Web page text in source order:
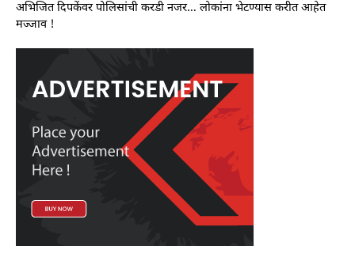
अभिजित दिपकेंवर पोलिसांची करडी नजर… लोकांना भेटण्यास करीत आहेत
मज्जाव !